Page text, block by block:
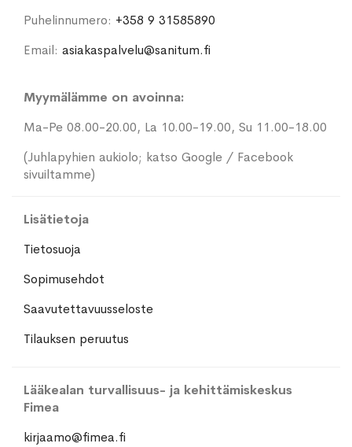
Puhelinnumero: +358 9 31585890
Email: asiakaspalvelu@sanitum.fi
Myymälämme on avoinna:
Ma-Pe 08.00-20.00, La 10.00-19.00, Su 11.00-18.00
(Juhlapyhien aukiolo; katso Google / Facebook
sivuiltamme)
Lisätietoja
Tietosuoja
Sopimusehdot
Saavutettavuusseloste
Tilauksen peruutus
Lääkealan turvallisuus- ja kehittämiskeskus
Fimea
kirjaamo@fimea.fi